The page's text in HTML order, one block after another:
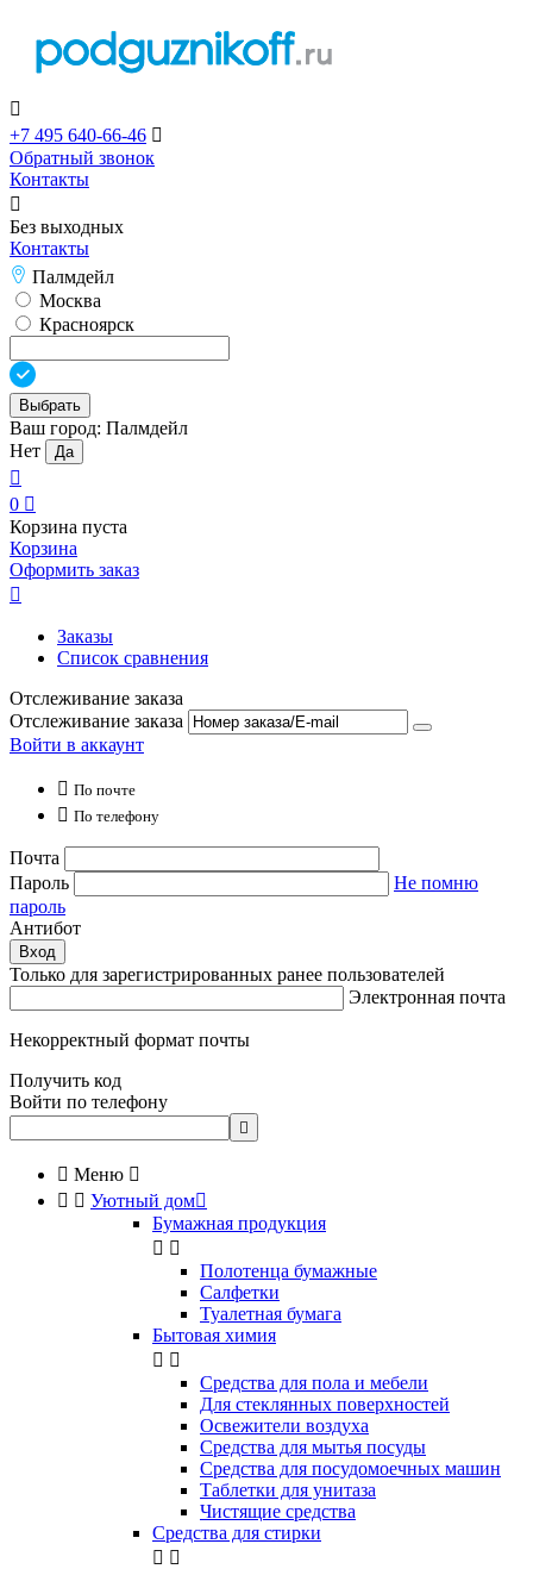

+7 495 640-66-46 
Обратный звонок
Контакты

Без выходных
Контакты
Палмдейл
Москва
Красноярск
Выбрать
Ваш город: Палмдейл
Нет
Да

0 
Корзина пуста
Корзина
Оформить заказ

Заказы
Список сравнения
Отслеживание заказа
Отслеживание заказа
Войти в аккаунт
 По почте
 По телефону
Почта
Пароль
Не помню
пароль
Антибот
Вход
Только для зарегистрированных ранее пользователей
Электронная почта
Некорректный формат почты
Получить код
Войти по телефону

 Меню 
  Уютный дом
Бумажная продукция
 
Полотенца бумажные
Салфетки
Туалетная бумага
Бытовая химия
 
Cредства для пола и мебели
Для стеклянных поверхностей
Освежители воздуха
Средства для мытья посуды
Средства для посудомоечных машин
Таблетки для унитаза
Чистящие средства
Средства для стирки
 